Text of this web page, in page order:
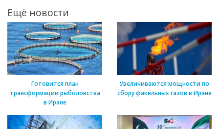
Ещё новости
Готовится план
трансформации рыболовства
в Иране
Увеличиваются мощности по
сбору факельных газов в Иране